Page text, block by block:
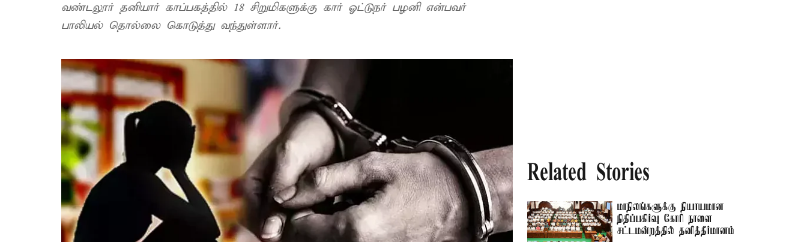
வண்டலூர் தனியார் காப்பகத்தில் 18 சிறுமிகளுக்கு கார் ஓட்டுநர் பழனி என்பவர்
பாலியல் தொல்லை கொடுத்து வந்துள்ளார்.
Related Stories
மாநிலங்களுக்கு நியாயமான
நிதிப்பகிர்வு கோரி நாளை
சட்டமன்றத்தில் தனித்தீர்மானம்